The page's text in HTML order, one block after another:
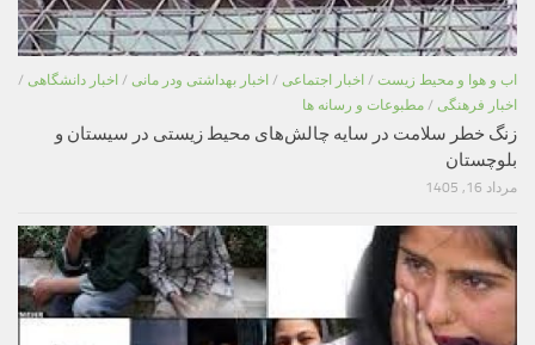
اب و هوا و محیط زیست / اخبار اجتماعی / اخبار بهداشتی ودر مانی / اخبار دانشگاهی /
اخبار فرهنگی / مطبوعات و رسانه ها
زنگ خطر سلامت در سایه چالش‌های محیط زیستی در سیستان و
بلوچستان
مرداد 16, 1405